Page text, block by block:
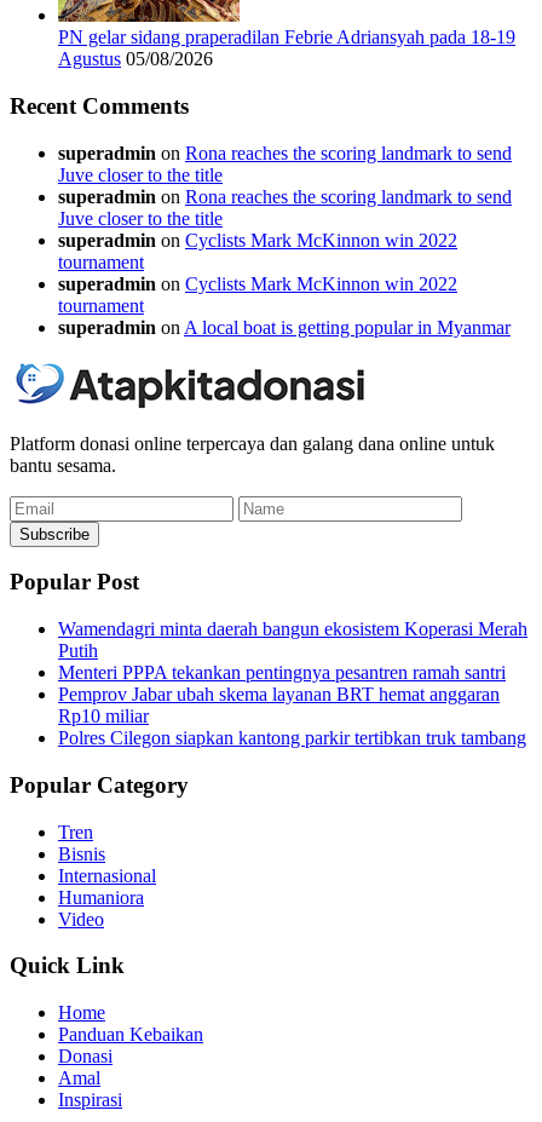
PN gelar sidang praperadilan Febrie Adriansyah pada 18-19
Agustus 05/08/2026
Recent Comments
superadmin on Rona reaches the scoring landmark to send
Juve closer to the title
superadmin on Rona reaches the scoring landmark to send
Juve closer to the title
superadmin on Cyclists Mark McKinnon win 2022
tournament
superadmin on Cyclists Mark McKinnon win 2022
tournament
superadmin on A local boat is getting popular in Myanmar
Platform donasi online terpercaya dan galang dana online untuk
bantu sesama.
Email
Name
Subscribe
Popular Post
Wamendagri minta daerah bangun ekosistem Koperasi Merah
Putih
Menteri PPPA tekankan pentingnya pesantren ramah santri
Pemprov Jabar ubah skema layanan BRT hemat anggaran
Rp10 miliar
Polres Cilegon siapkan kantong parkir tertibkan truk tambang
Popular Category
Tren
Bisnis
Internasional
Humaniora
Video
Quick Link
Home
Panduan Kebaikan
Donasi
Amal
Inspirasi